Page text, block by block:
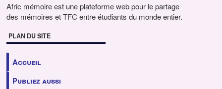
Afric mémoire est une plateforme web pour le partage
des mémoires et TFC entre étudiants du monde entier.
PLAN DU SITE
Accueil
Publiez aussi